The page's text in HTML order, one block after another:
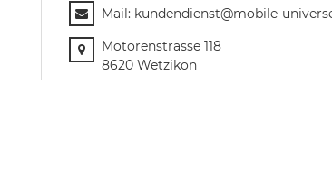
Mail: kundendienst@mobile-
Motorenstrasse 118
8620 Wetzikon